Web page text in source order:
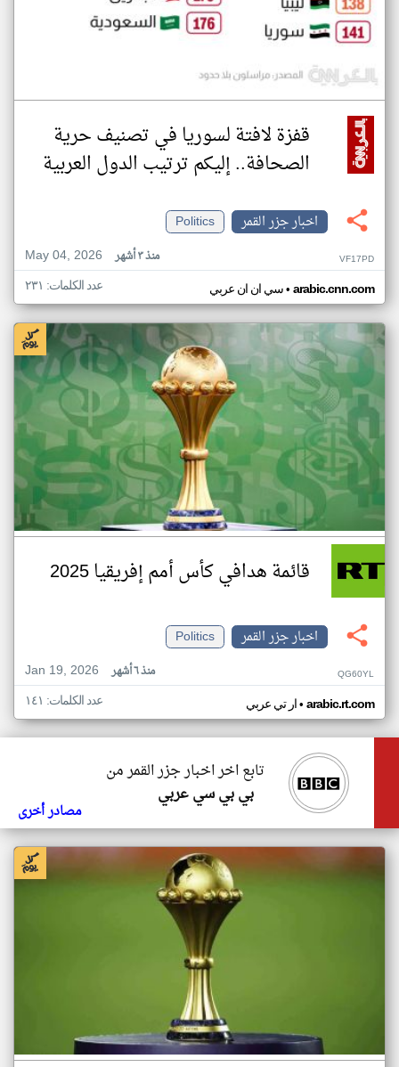
قفزة لافتة لسوريا في تصنيف حرية
الصحافة.. إليكم ترتيب الدول العربية
اخبار جزر القمر
Politics
May 04, 2026
منذ ٣ أشهر VF17PD
سي ان ان عربي• arabic.cnn.com عدد الكلمات: ٢٣١
قائمة هدافي كأس أمم إفريقيا 2025
اخبار جزر القمر
Politics
Jan 19, 2026
منذ ٦ أشهر QG60YL
ار تي عربي• arabic.rt.com عدد الكلمات: ١٤١
تابع اخر اخبار جزر القمر من
بي بي سي عربي
مصادر أخرى